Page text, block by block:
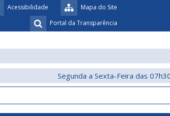
Mapa do Site
Acessibilidade
Portal da Transparência
Segunda a Sexta-Feira das